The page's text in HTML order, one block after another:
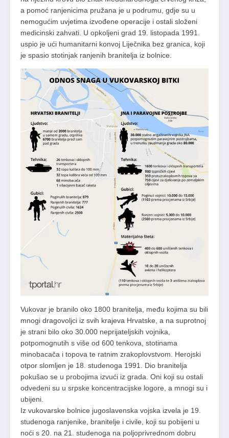
a pomoć ranjenicima pružana je u podrumu, gdje su u
nemogućim uvjetima izvođene operacije i ostali složeni
medicinski zahvati. U opkoljeni grad 19. listopada 1991.
uspio je ući humanitarni konvoj Liječnika bez granica, koji
je spasio stotinjak ranjenih branitelja iz bolnice.
Vukovar je branilo oko 1800 branitelja, među kojima su bili
mnogi dragovoljci iz svih krajeva Hrvatske, a na suprotnoj
je strani bilo oko 30.000 neprijateljskih vojnika,
potpomognutih s više od 600 tenkova, stotinama
minobacača i topova te ratnim zrakoplovstvom. Herojski
otpor slomljen je 18. studenoga 1991. Dio branitelja
pokušao se u probojima izvući iz grada. Oni koji su ostali
odvedeni su u srpske koncentracijske logore, a mnogi su i
ubijeni.
Iz vukovarske bolnice jugoslavenska vojska izvela je 19.
studenoga ranjenike, branitelje i civile, koji su pobijeni u
noći s 20. na 21. studenoga na poljoprivrednom dobru